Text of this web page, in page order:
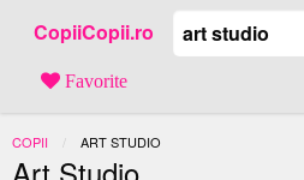
CopiiCopii.ro
Favorite
COPII ACTUAL:
ART STUDIO